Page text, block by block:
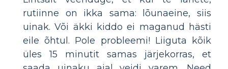
rutiinne on ikka sama: lõunaeine, siis
uinak. Või äkki kiddo ei maganud hästi
eile õhtul. Pole probleemi! Liiguta kõik
üles 15 minutit samas järjekorras, et